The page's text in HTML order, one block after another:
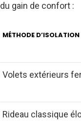
du gain de confort :
MÉTHODE D’ISOLATION
Volets extérieurs
Rideau classique